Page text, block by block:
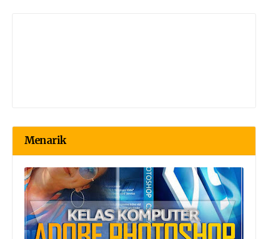
Menarik